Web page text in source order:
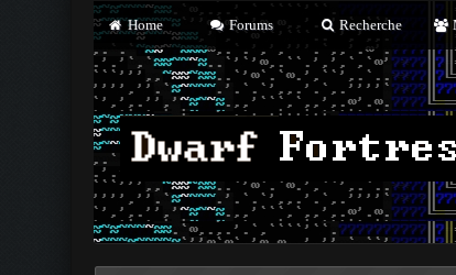
Home Forums Recherche